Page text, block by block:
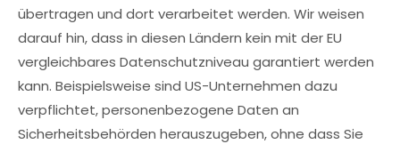
übertragen und dort verarbeitet werden. Wir weisen
darauf hin, dass in diesen Ländern kein mit der EU
vergleichbares Datenschutzniveau garantiert werden
kann. Beispielsweise sind US-Unternehmen dazu
verpflichtet, personenbezogene Daten an
Sicherheitsbehörden herauszugeben, ohne dass Sie